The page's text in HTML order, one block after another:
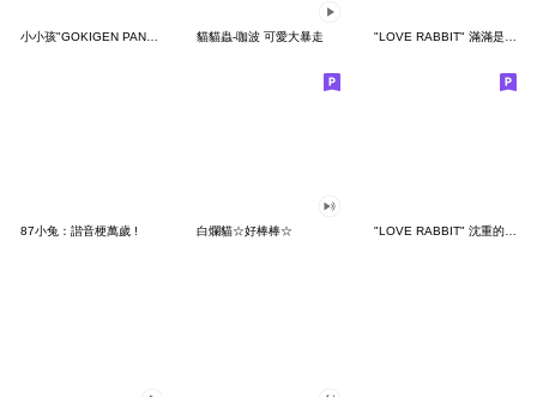
小小孩"GOKIGEN PANDA" 台灣版 貓貓蟲-咖波 可愛大暴走 "LOVE RABBIT" 滿滿是愛 台灣版
87小兔：諧音梗萬歲 ! 白爛貓☆好棒棒☆ "LOVE RABBIT" 沈重的愛 台灣版